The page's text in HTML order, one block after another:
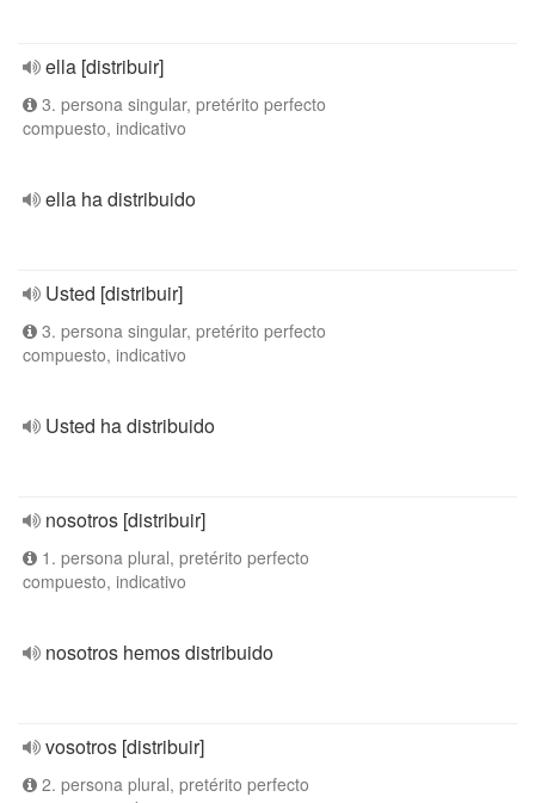
ella [distribuir]
3. persona singular, pretérito perfecto
compuesto, indicativo
ella ha distribuido
Usted [distribuir]
3. persona singular, pretérito perfecto
compuesto, indicativo
Usted ha distribuido
nosotros [distribuir]
1. persona plural, pretérito perfecto
compuesto, indicativo
nosotros hemos distribuido
vosotros [distribuir]
2. persona plural, pretérito perfecto